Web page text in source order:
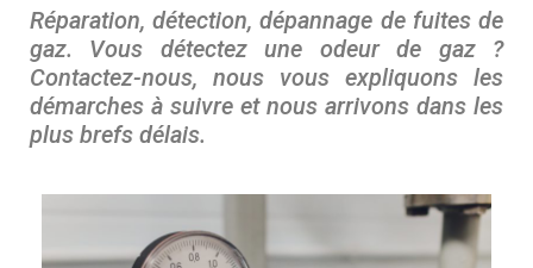
Réparation, détection, dépannage de fuites de
gaz. Vous détectez une odeur de gaz ?
Contactez-nous, nous vous expliquons les
démarches à suivre et nous arrivons dans les
plus brefs délais.